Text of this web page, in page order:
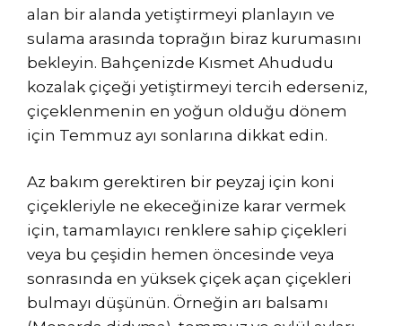
alan bir alanda yetiştirmeyi planlayın ve
sulama arasında toprağın biraz kurumasını
bekleyin. Bahçenizde Kısmet Ahududu
kozalak çiçeği yetiştirmeyi tercih ederseniz,
çiçeklenmenin en yoğun olduğu dönem
için Temmuz ayı sonlarına dikkat edin.
Az bakım gerektiren bir peyzaj için koni
çiçekleriyle ne ekeceğinize karar vermek
için, tamamlayıcı renklere sahip çiçekleri
veya bu çeşidin hemen öncesinde veya
sonrasında en yüksek çiçek açan çiçekleri
bulmayı düşünün. Örneğin arı balsamı